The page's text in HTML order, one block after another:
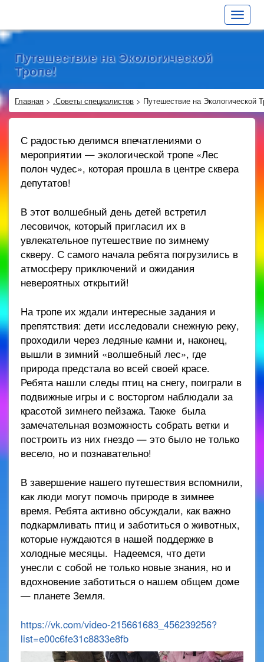
Toggle
Путешествие на Экологической
Тропе!
Главная > .Советы специалистов > Путешествие на Экологической
С радостью делимся впечатлениями о
мероприятии — экологической тропе «Лес
полон чудес», которая прошла в центре сквера
депутатов!
В этот волшебный день детей встретил
лесовичок, который пригласил их в
увлекательное путешествие по зимнему
скверу. С самого начала ребята погрузились в
атмосферу приключений и ожидания
невероятных открытий!
На тропе их ждали интересные задания и
препятствия: дети исследовали снежную реку,
проходили через ледяные камни и, наконец,
вышли в зимний «волшебный лес», где
природа предстала во всей своей красе.
Ребята нашли следы птиц на снегу, поиграли в
подвижные игры и с восторгом наблюдали за
красотой зимнего пейзажа. Также была
замечательная возможность собрать ветки и
построить из них гнездо — это было не только
весело, но и познавательно!
В завершение нашего путешествия вспомнили,
как люди могут помочь природе в зимнее
время. Ребята активно обсуждали, как важно
подкармливать птиц и заботиться о животных,
которые нуждаются в нашей поддержке в
холодные месяцы. Надеемся, что дети
унесли с собой не только новые знания, но и
вдохновение заботиться о нашем общем доме
— планете Земля.
https://vk.com/video-215661683_456239256?
list=e00c6fe31c8833e8fb